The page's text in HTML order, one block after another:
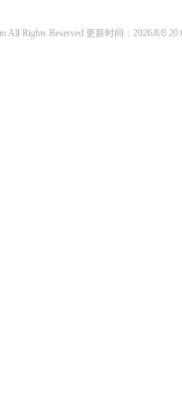
All Rights Reserved 更新时间：2026/8/8